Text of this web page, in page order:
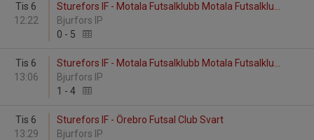
Tis 6
12:22
Sturefors IF - Motala Futsalklubb Motala Futsalklu...
Bjurfors IP
0 - 5
Tis 6
13:06
Sturefors IF - Motala Futsalklubb Motala Futsalklu...
Bjurfors IP
1 - 4
Tis 6
13:29
Sturefors IF - Örebro Futsal Club Svart
Bjurfors IP